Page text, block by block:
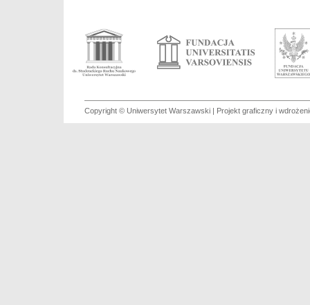
Copyright © Uniwersytet Warszawski | Projekt graficzny i